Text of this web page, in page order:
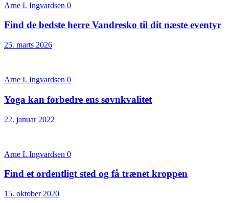
Arne I. Ingvardsen 0
Find de bedste herre Vandresko til dit næste eventyr
25. marts 2026
Arne I. Ingvardsen 0
Yoga kan forbedre ens søvnkvalitet
22. januar 2022
Arne I. Ingvardsen 0
Find et ordentligt sted og få trænet kroppen
15. oktober 2020